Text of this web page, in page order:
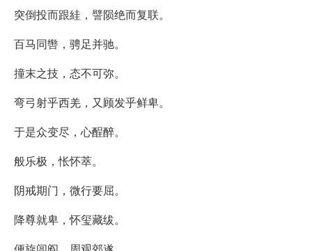
突倒投而跟絓，譬陨绝而复联。
百马同辔，骋足并驰。
撞末之技，态不可弥。
弯弓射乎西羌，又顾发乎鲜卑。
于是众变尽，心酲醉。
般乐极，怅怀萃。
阴戒期门，微行要屈。
降尊就卑，怀玺藏绂。